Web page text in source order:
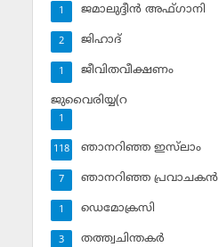
ജമാലുദ്ദീന്‍ അഫ്ഗാനി
1
ജിഹാദ്‌
2
ജീവിതവീക്ഷണം
1
ജുവൈരിയ്യ(റ
1
ഞാനറിഞ്ഞ ഇസ്‌ലാം
118
ഞാനറിഞ്ഞ പ്രവാചകന്‍
7
ഡെമോക്രസി
1
തത്ത്വചിന്തകര്‍
3